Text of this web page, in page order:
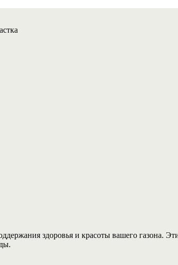
здоровья и красоты вашего газона.